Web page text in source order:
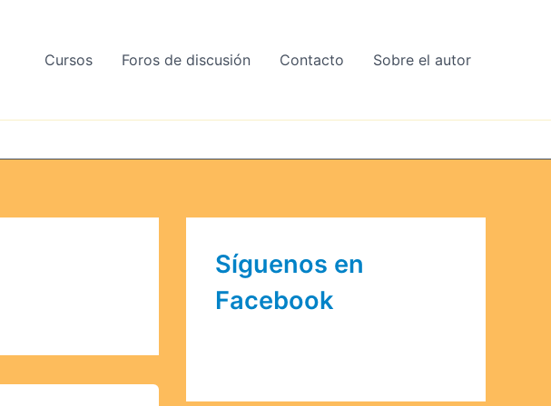
Cursos Foros de discusión Contacto Sobre el autor
Síguenos en
Facebook